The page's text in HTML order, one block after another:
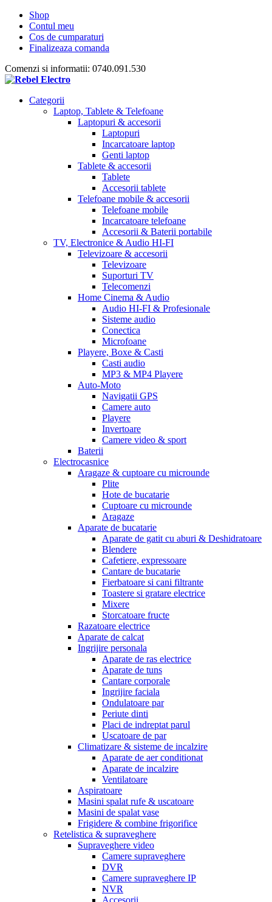
Shop
Contul meu
Cos de cumparaturi
Finalizeaza comanda
Comenzi si informatii: 0740.091.530
Categorii
Laptop, Tablete & Telefoane
Laptopuri & accesorii
Laptopuri
Incarcatoare laptop
Genti laptop
Tablete & accesorii
Tablete
Accesorii tablete
Telefoane mobile & accesorii
Telefoane mobile
Incarcatoare telefoane
Accesorii & Baterii portabile
TV, Electronice & Audio HI-FI
Televizoare & accesorii
Televizoare
Suporturi TV
Telecomenzi
Home Cinema & Audio
Audio HI-FI & Profesionale
Sisteme audio
Conectica
Microfoane
Playere, Boxe & Casti
Casti audio
MP3 & MP4 Playere
Auto-Moto
Navigatii GPS
Camere auto
Playere
Invertoare
Camere video & sport
Baterii
Electrocasnice
Aragaze & cuptoare cu microunde
Plite
Hote de bucatarie
Cuptoare cu microunde
Aragaze
Aparate de bucatarie
Aparate de gatit cu aburi & Deshidratoare
Blendere
Cafetiere, expressoare
Cantare de bucatarie
Fierbatoare si cani filtrante
Toastere si gratare electrice
Mixere
Storcatoare fructe
Razatoare electrice
Aparate de calcat
Ingrijire personala
Aparate de ras electrice
Aparate de tuns
Cantare corporale
Ingrijire faciala
Ondulatoare par
Periute dinti
Placi de indreptat parul
Uscatoare de par
Climatizare & sisteme de incalzire
Aparate de aer conditionat
Aparate de incalzire
Ventilatoare
Aspiratoare
Masini spalat rufe & uscatoare
Masini de spalat vase
Frigidere & combine frigorifice
Retelistica & supraveghere
Supraveghere video
Camere supraveghere
DVR
Camere supraveghere IP
NVR
Accesorii